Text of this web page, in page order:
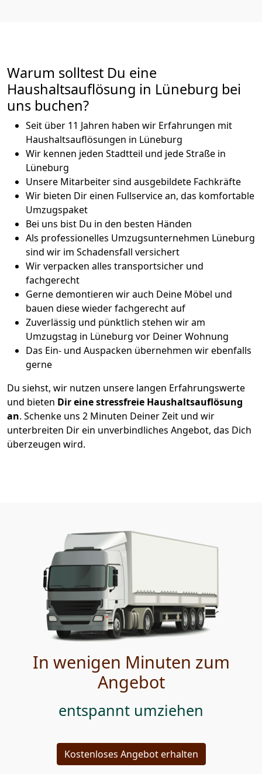
Warum solltest Du eine
Haushaltsauflösung in Lüneburg bei
uns buchen?
Seit über 11 Jahren haben wir Erfahrungen mit
Haushaltsauflösungen in Lüneburg
Wir kennen jeden Stadtteil und jede Straße in
Lüneburg
Unsere Mitarbeiter sind ausgebildete Fachkräfte
Wir bieten Dir einen Fullservice an, das komfortable
Umzugspaket
Bei uns bist Du in den besten Händen
Als professionelles Umzugsunternehmen Lüneburg
sind wir im Schadensfall versichert
Wir verpacken alles transportsicher und
fachgerecht
Gerne demontieren wir auch Deine Möbel und
bauen diese wieder fachgerecht auf
Zuverlässig und pünktlich stehen wir am
Umzugstag in Lüneburg vor Deiner Wohnung
Das Ein- und Auspacken übernehmen wir ebenfalls
gerne
Du siehst, wir nutzen unsere langen Erfahrungswerte
und bieten Dir eine stressfreie Haushaltsauflösung
an. Schenke uns 2 Minuten Deiner Zeit und wir
unterbreiten Dir ein unverbindliches Angebot, das Dich
überzeugen wird.
In wenigen Minuten zum
Angebot
entspannt umziehen
Kostenloses Angebot erhalten